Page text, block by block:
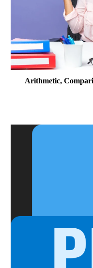
Arithmetic,